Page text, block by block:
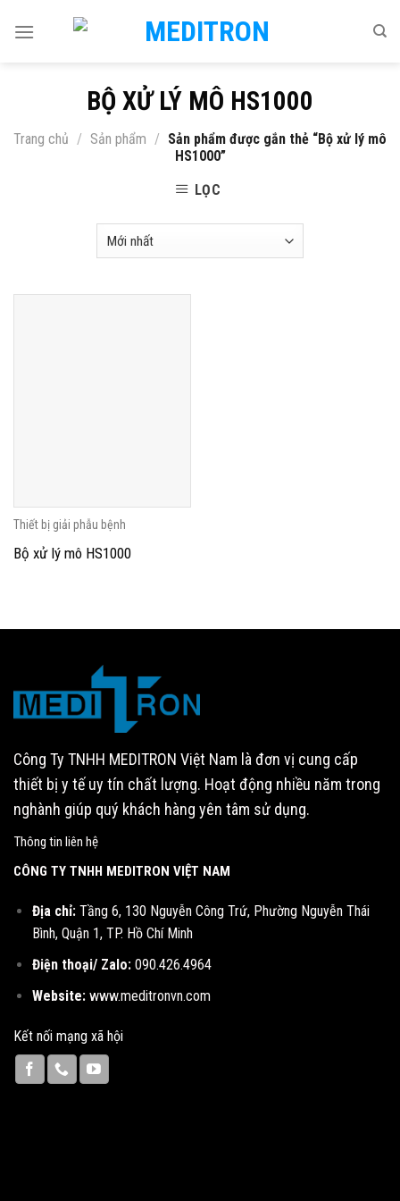
BỘ XỬ LÝ MÔ HS1000
Trang chủ / Sản phẩm / Sản phẩm được gắn thẻ “Bộ xử lý mô
HS1000”
LỌC
Thiết bị giải phẫu bệnh
Bộ xử lý mô HS1000
Công Ty TNHH MEDITRON Việt Nam là đơn vị cung cấp
thiết bị y tế uy tín chất lượng. Hoạt động nhiều năm trong
nghành giúp quý khách hàng yên tâm sử dụng.
Thông tin liên hệ
CÔNG TY TNHH MEDITRON VIỆT NAM
Địa chỉ: Tầng 6, 130 Nguyễn Công Trứ, Phường Nguyễn Thái
Bình, Quận 1, TP. Hồ Chí Minh
Điện thoại/ Zalo: 090.426.4964
Website: www.meditronvn.com
Kết nối mạng xã hội